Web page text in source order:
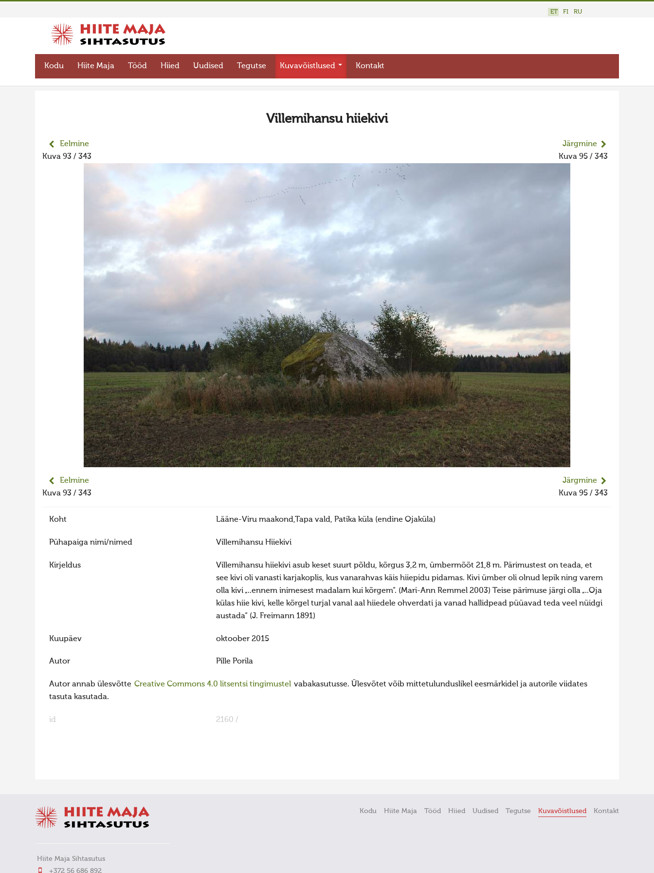
ET FI RU
Kodu Hiite Maja Tööd Hiied Uudised Tegutse Kuvavõistlused Kontakt
Villemihansu hiiekivi
Eelmine
Kuva 93 / 343
Järgmine
Kuva 95 / 343
Eelmine
Kuva 93 / 343
Järgmine
Kuva 95 / 343
Koht Lääne-Viru maakond,Tapa vald, Patika küla (endine Ojaküla)
Pühapaiga nimi/nimed Villemihansu Hiiekivi
Kirjeldus
Villemihansu hiiekivi asub keset suurt põldu, kõrgus 3,2 m, ümbermõõt 21,8 m. Pärimustest on teada, et
see kivi oli vanasti karjakoplis, kus vanarahvas käis hiiepidu pidamas. Kivi ümber oli olnud lepik ning varem
olla kivi „..ennem inimesest madalam kui kõrgem“. (Mari-Ann Remmel 2003) Teise pärimuse järgi olla „..Oja
külas hiie kivi, kelle kõrgel turjal vanal aal hiiedele ohverdati ja vanad hallidpead püüavad teda veel nüidgi
austada“ (J. Freimann 1891)
Kuupäev oktoober 2015
Autor Pille Porila
Autor annab ülesvõtte Creative Commons 4.0 litsentsi tingimustel vabakasutusse. Ülesvõtet võib mittetulunduslikel eesmärkidel ja autorile viidates
tasuta kasutada.
id 2160 /
Hiite Maja Sihtasutus
+372 56 686 892
Kodu Hiite Maja Tööd Hiied Uudised Tegutse Kuvavõistlused Kontakt